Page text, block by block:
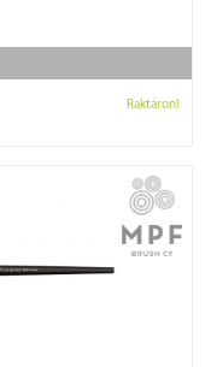
Raktáron!